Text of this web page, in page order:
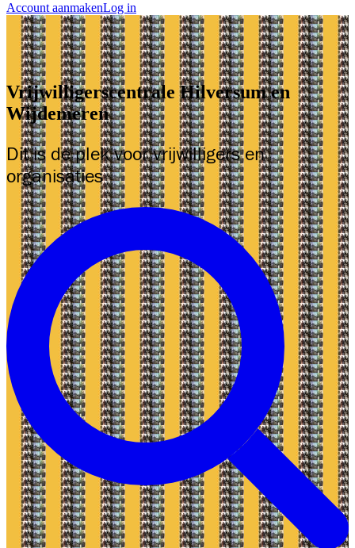
Account aanmakenLog in
Vrijwilligerscentrale Hilversum en
Wijdemeren
Dit is de plek voor vrijwilligers en
organisaties